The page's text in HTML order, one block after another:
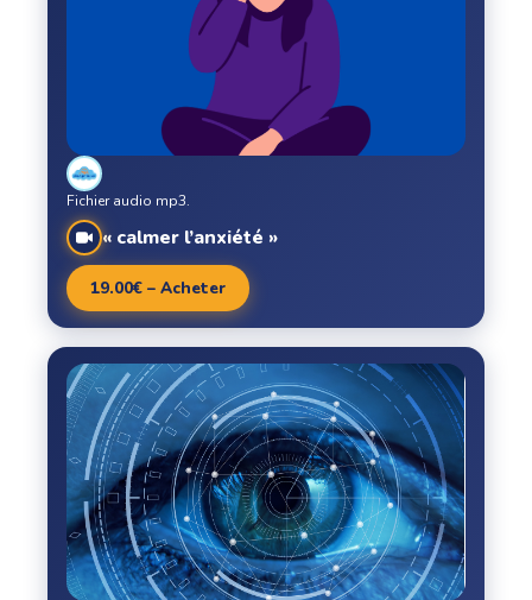
« calmer l’anxiété »
Fichier audio mp3.
19.00€ – Acheter